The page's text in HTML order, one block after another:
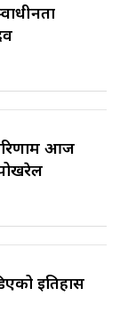
परिणाम आज
इतिहास